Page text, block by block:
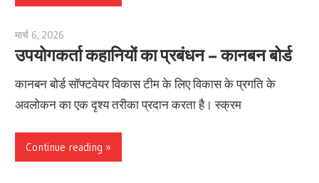
मार्च 6, 2026
उपयोगकर्ता कहानियों का प्रबंधन – कानबन बोर्ड
कानबन बोर्ड सॉफ्टवेयर विकास टीम के लिए विकास के प्रगति के
अवलोकन का एक दृश्य तरीका प्रदान करता है। स्क्रम
Continue reading